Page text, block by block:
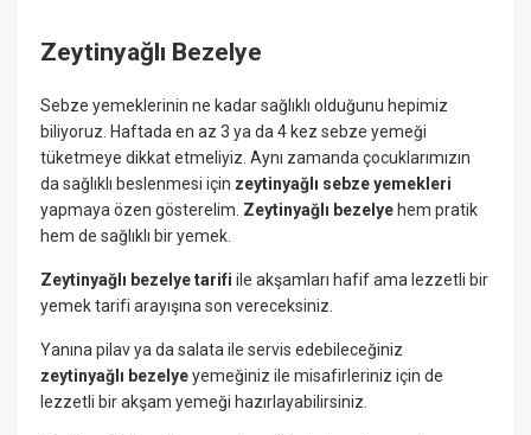
Zeytinyağlı Bezelye
Sebze yemeklerinin ne kadar sağlıklı olduğunu hepimiz
biliyoruz. Haftada en az 3 ya da 4 kez sebze yemeği
tüketmeye dikkat etmeliyiz. Aynı zamanda çocuklarımızın
da sağlıklı beslenmesi için zeytinyağlı sebze yemekleri
yapmaya özen gösterelim. Zeytinyağlı bezelye hem pratik
hem de sağlıklı bir yemek.
Zeytinyağlı bezelye tarifi ile akşamları hafif ama lezzetli bir
yemek tarifi arayışına son vereceksiniz.
Yanına pilav ya da salata ile servis edebileceğiniz
zeytinyağlı bezelyeyemeğiniz ile misafirleriniz için de
lezzetli bir akşam yemeği hazırlayabilirsiniz.